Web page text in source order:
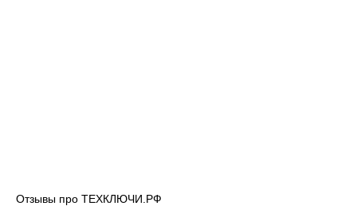
Отзывы про ТЕХКЛЮЧИ.РФ